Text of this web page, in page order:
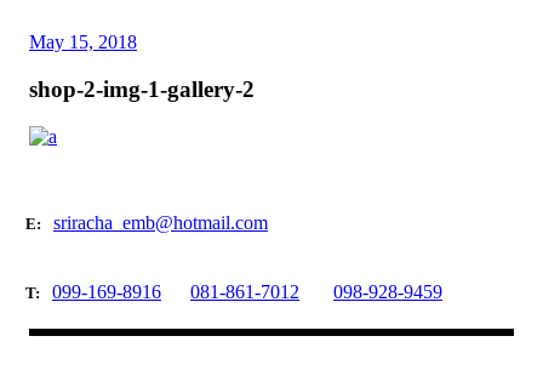
May 15, 2018
shop-2-img-1-gallery-2
E: sriracha_emb@hotmail.com
T: 099-169-8916 081-861-7012 098-928-9459